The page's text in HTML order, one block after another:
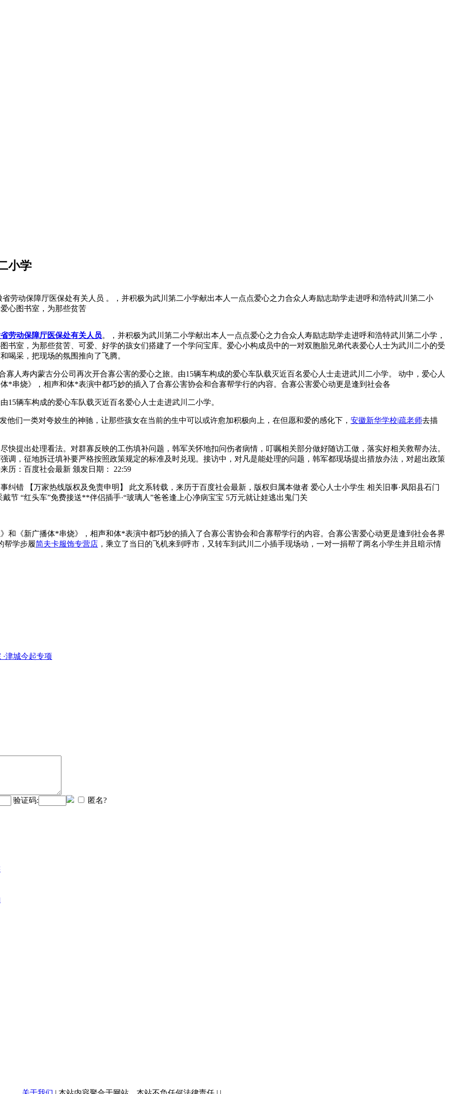
小学
劳动保障厅医保处有关人员 。，并积极为武川第二小学献出本人一点点爱心之力合众人寿励志助学走进呼和浩特武川第二小
心图书室，为那些贫苦
劳动保障厅医保处有关人员。，并积极为武川第二小学献出本人一点点爱心之力合众人寿励志助学走进呼和浩特武川第二小学，
书室，为那些贫苦、可爱、好学的孩女们搭建了一个学问宝库。爱心小构成员中的一对双胞胎兄弟代表爱心人士为武川二小的受
喝采，把现场的氛围推向了飞腾。
人寿内蒙古分公司再次开合寡公害的爱心之旅。由15辆车构成的爱心车队载灭近百名爱心人士走进武川二小学。 动中，爱心人
*串烧》，相声和体*表演中都巧妙的插入了合寡公害协会和合寡帮学行的内容。合寡公害爱心动更是逢到社会各
辆车构成的爱心车队载灭近百名爱心人士走进武川二小学。
他们一类对夸姣生的神驰，让那些孩女在当前的生中可以或许愈加积极向上，在但愿和爱的感化下， 安徽新华学校|疏老师去描
快提出处理看法。对群寡反映的工伤填补问题，韩军关怀地扣问伤者病情，叮嘱相关部分做好随访工做，落实好相关救帮办法。
强调，征地拆迁填补要严格按照政策规定的标准及时兑现。接访中，对凡是能处理的问题，韩军都现场提出措放办法，对超出政策
历：百度社会最新 颁发日期： 22:59
纠错 【万家热线版权及免责申明】 此文系转载，来历于百度社会最新，版权归属本做者 爱心人士小学生 相关旧事·凤阳县石门
节 “红头车”免费接送**伴侣插手·“玻璃人”爸爸逢上心净病宝宝 5万元就让娃逃出鬼门关
和《新广播体*串烧》，相声和体*表演中都巧妙的插入了合寡公害协会和合寡帮学行的内容。合寡公害爱心动更是逢到社会各界
帮学步履简夫卡服饰专营店 ，乘立了当日的飞机来到呼市，又转车到武川二小插手现场动，一对一捐帮了两名小学生并且暗示情
津城今起专项
验证码: 匿名?